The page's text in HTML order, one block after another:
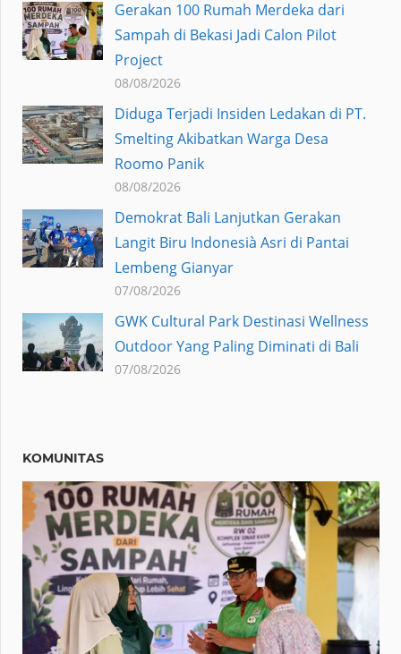
Gerakan 100 Rumah Merdeka dari
Sampah di Bekasi Jadi Calon Pilot
Project
08/08/2026
Diduga Terjadi Insiden Ledakan di PT.
Smelting Akibatkan Warga Desa
Roomo Panik
08/08/2026
Demokrat Bali Lanjutkan Gerakan
Langit Biru Indonesià Asri di Pantai
Lembeng Gianyar
07/08/2026
GWK Cultural Park Destinasi Wellness
Outdoor Yang Paling Diminati di Bali
07/08/2026
KOMUNITAS